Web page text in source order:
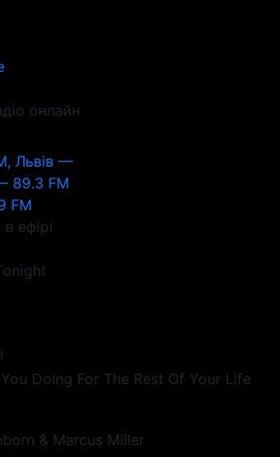
онлайн
Львів —
89.3 FM
FM
ефірі
Doing For The Rest Of Your Life
& Marcus Miller